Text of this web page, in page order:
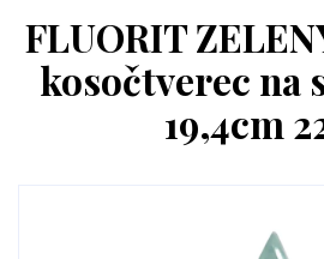
FLUORIT
kosočtverec na
19,4cm